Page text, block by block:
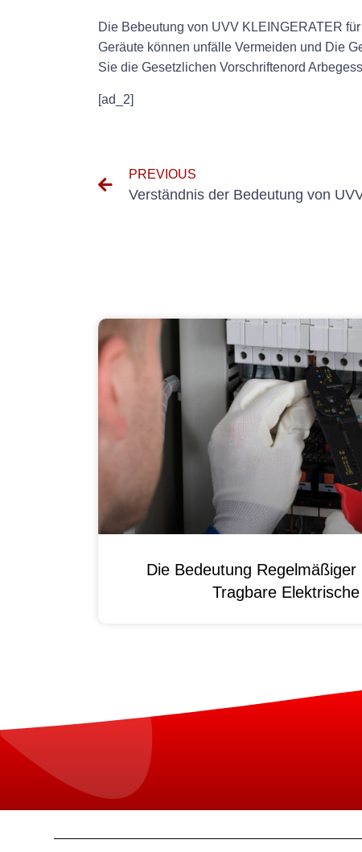
Die Bebeutung von UVV KLEINGERATER
Geräute können unfälle Vermeiden und Die
Sie die Gesetzlichen Vorschriftenord
[ad_2]
PREVIOUS
Verständnis der Bedeutung von
Die Bedeutung
Tragbare